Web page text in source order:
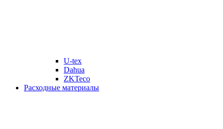
U-tex
Dahua
ZKTeco
Расходные материалы